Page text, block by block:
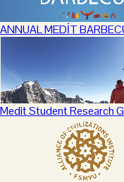
ANNUAL MEDİT
Medit Student Research